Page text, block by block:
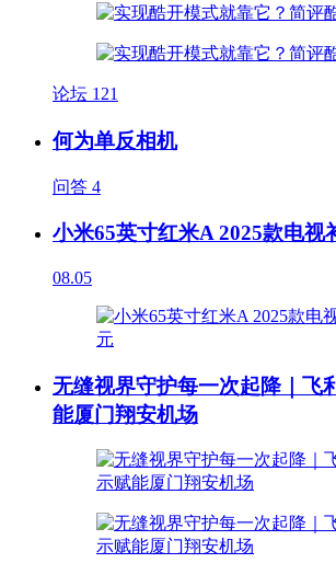
论坛 121
何为单反相机
问答 4
小米65英寸红米A 2025款电视
08.05
无缝视界守护每一次起降｜飞
能厦门翔安机场